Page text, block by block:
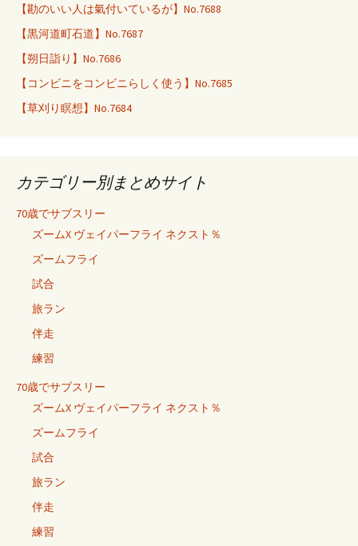
【勘のいい人は氣付いているが】No.7688
【黒河道町石道】No.7687
【朔日詣り】No.7686
【コンビニをコンビニらしく使う】No.7685
【草刈り瞑想】No.7684
カテゴリー別まとめサイト
70歳でサブスリー
ズームX ヴェイパーフライ ネクスト％
ズームフライ
試合
旅ラン
伴走
練習
70歳でサブスリー
ズームX ヴェイパーフライ ネクスト％
ズームフライ
試合
旅ラン
伴走
練習